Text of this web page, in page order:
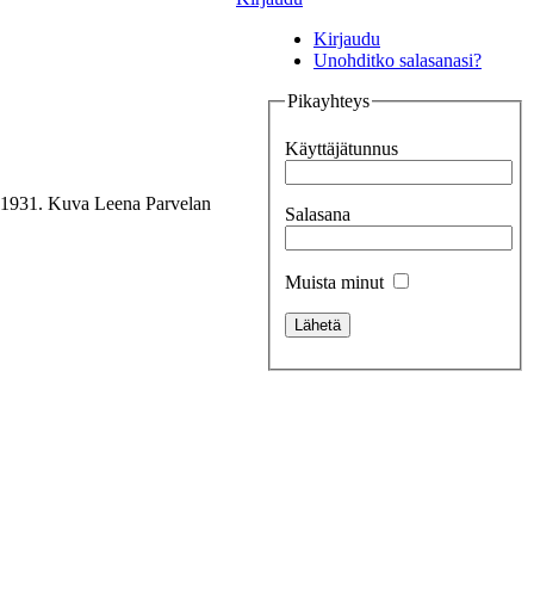
Kirjaudu
Unohditko salasanasi?
Pikayhteys
Käyttäjätunnus
Salasana
Muista minut
Kuva Leena Parvelan